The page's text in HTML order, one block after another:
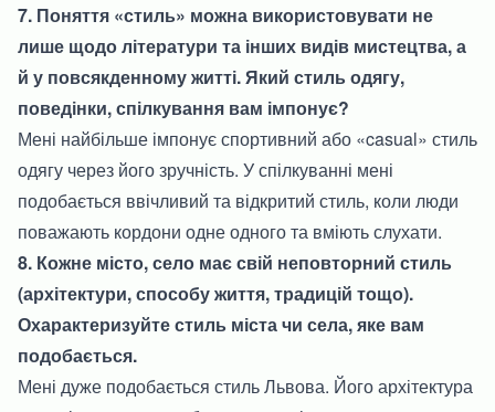
7. Поняття «стиль» можна використовувати не
лише щодо літератури та інших видів мистецтва, а
й у повсякденному житті. Який стиль одягу,
поведінки, спілкування вам імпонує?
Мені найбільше імпонує спортивний або «casual» стиль
одягу через його зручність. У спілкуванні мені
подобається ввічливий та відкритий стиль, коли люди
поважають кордони одне одного та вміють слухати.
8. Кожне місто, село має свій неповторний стиль
(архітектури, способу життя, традицій тощо).
Охарактеризуйте стиль міста чи села, яке вам
подобається.
Мені дуже подобається стиль Львова. Його архітектура